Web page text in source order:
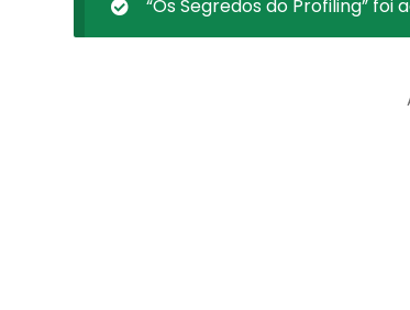
“Os Segredos do Profiling” foi